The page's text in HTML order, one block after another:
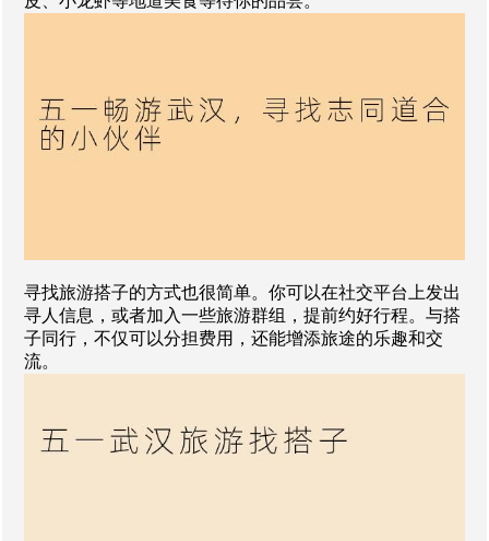
寻找旅游搭子的方式也很简单。你可以在社交平台上发出
寻人信息，或者加入一些旅游群组，提前约好行程。与搭
子同行，不仅可以分担费用，还能增添旅途的乐趣和交
流。